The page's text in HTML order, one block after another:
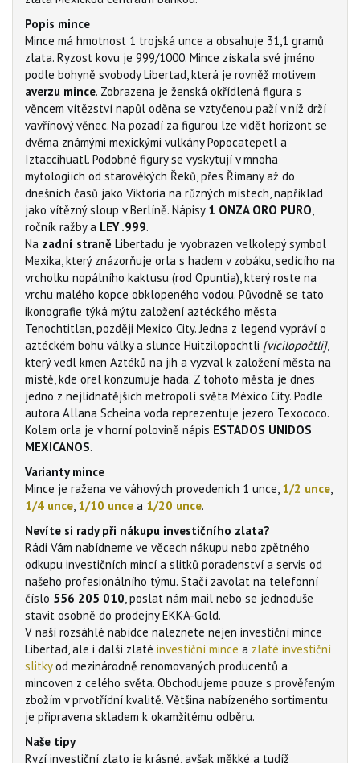
Popis mince
Mince má hmotnost 1 trojská unce a obsahuje 31,1 gramů
zlata. Ryzost kovu je 999/1000. Mince získala své jméno
podle bohyně svobody Libertad, která je rovněž motivem
averzu mince. Zobrazena je ženská okřídlená figura s
věncem vítězství napůl oděna se vztyčenou paží v níž drží
vavřínový věnec. Na pozadí za figurou lze vidět horizont se
dvěma známými mexickými vulkány Popocatepetl a
Iztaccihuatl. Podobné figury se vyskytují v mnoha
mytologiích od starověkých Řeků, přes Římany až do
dnešních časů jako Viktoria na různých místech, například
jako vítězný sloup v Berlíně. Nápisy 1 ONZA ORO PURO
ročník ražby a LEY .999.
Na zadní straně Libertadu je vyobrazen velkolepý symbol
Mexika, který znázorňuje orla s hadem v zobáku, sedícího na
vrcholku nopálního kaktusu (rod Opuntia), který roste na
vrchu malého kopce obklopeného vodou. Původně se tato
ikonografie týká mýtu založení aztéckého města
Tenochtitlan, později Mexico City. Jedna z legend vypráví o
aztéckém bohu války a slunce Huitzilopochtli [vicilopočtli],
který vedl kmen Aztéků na jih a vyzval k založení města na
místě, kde orel konzumuje hada. Z tohoto města je dnes
jedno z nejlidnatějších metropolí světa México City. Podle
autora Allana Scheina voda reprezentuje jezero Texococo.
Kolem orla je v horní polovině nápis ESTADOS UNIDOS
MEXICANOS.
Varianty mince
Mince je ražena ve váhových provedeních 1 unce, 1/2 unce
1/4 unce 1/10 unce a 1/20 unce.
Nevíte si rady při nákupu investičního zlata?
Rádi Vám nabídneme ve věcech nákupu nebo zpětného
odkupu investičních mincí a slitků poradenství a servis od
našeho profesionálního týmu. Stačí zavolat na telefonní
číslo 556 205 010 , poslat nám mail nebo se jednoduše
stavit osobně do prodejny EKKA-Gold.
V naší rozsáhlé nabídce naleznete nejen investiční mince
Libertad, ale i další zlaté investiční mince a zlaté investiční
slitkyod mezinárodně renomovaných producentů a
mincoven z celého světa. Obchodujeme pouze s prověřeným
zbožím v prvotřídní kvalitě. Většina nabízeného sortimentu
je připravena skladem k okamžitému odběru.
Naše tipy
Ryzí investiční zlato je krásné, avšak měkké a tudíž